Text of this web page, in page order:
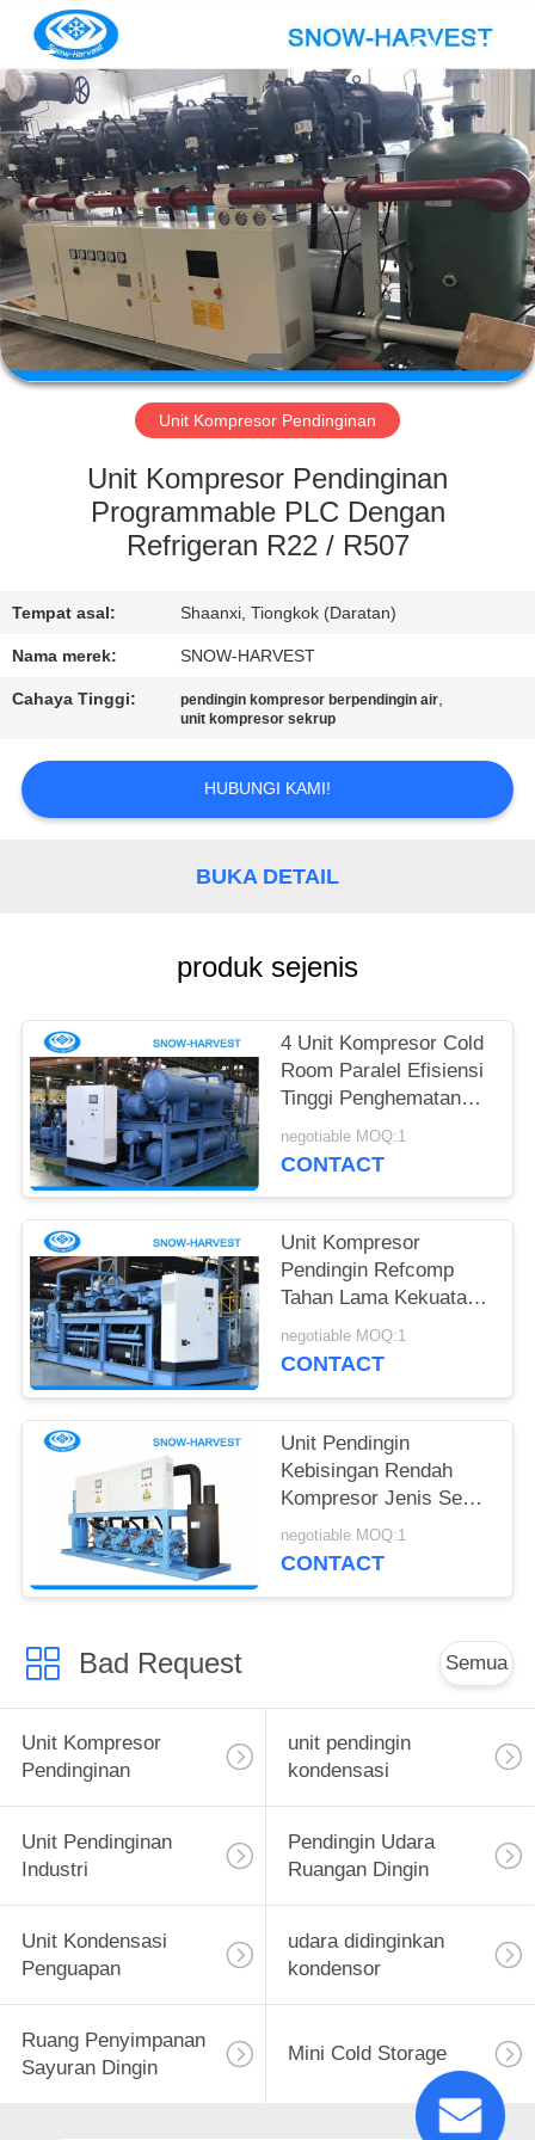
RUMAH
PRODUK
TENTANG
KAMI
TUR
KONTROL
KUALITAS
HUBUNGI
KAMI
PERMINTAAN
POLICY
Refrigeration
Engineering
Ltd..
All
Rights
Reserved.
Unit Kompresor Pendinginan
Unit Kompresor Pendinginan
Programmable PLC Dengan
Refrigeran R22 / R507
Tempat asal: Shaanxi, Tiongkok (Daratan)
Nama merek: SNOW-HARVEST
Cahaya Tinggi: pendingin kompresor berpendingin air,
unit kompresor sekrup
HUBUNGI KAMI!
BUKA DETAIL
produk sejenis
4 Unit Kompresor Cold
Room Paralel Efisiensi
Tinggi Penghematan
Daya 25kw
negotiable MOQ:1
CONTACT
Unit Kompresor
Pendingin Refcomp
Tahan Lama Kekuatan
Tinggi Mudah Instalasi
negotiable MOQ:1
CONTACT
Unit Pendingin
Kebisingan Rendah
Kompresor Jenis Semi
Sealed Piston
negotiable MOQ:1
CONTACT
Bad Request Semua
Unit Kompresor
Pendinginan
unit pendingin
kondensasi
Unit Pendinginan
Industri
Pendingin Udara
Ruangan Dingin
Unit Kondensasi
Penguapan
udara didinginkan
kondensor
Ruang Penyimpanan
Sayuran Dingin
Mini Cold Storage